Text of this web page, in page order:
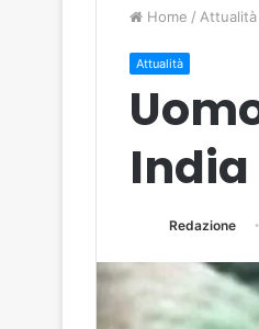
Home / Attualità
Attualità
Redazione